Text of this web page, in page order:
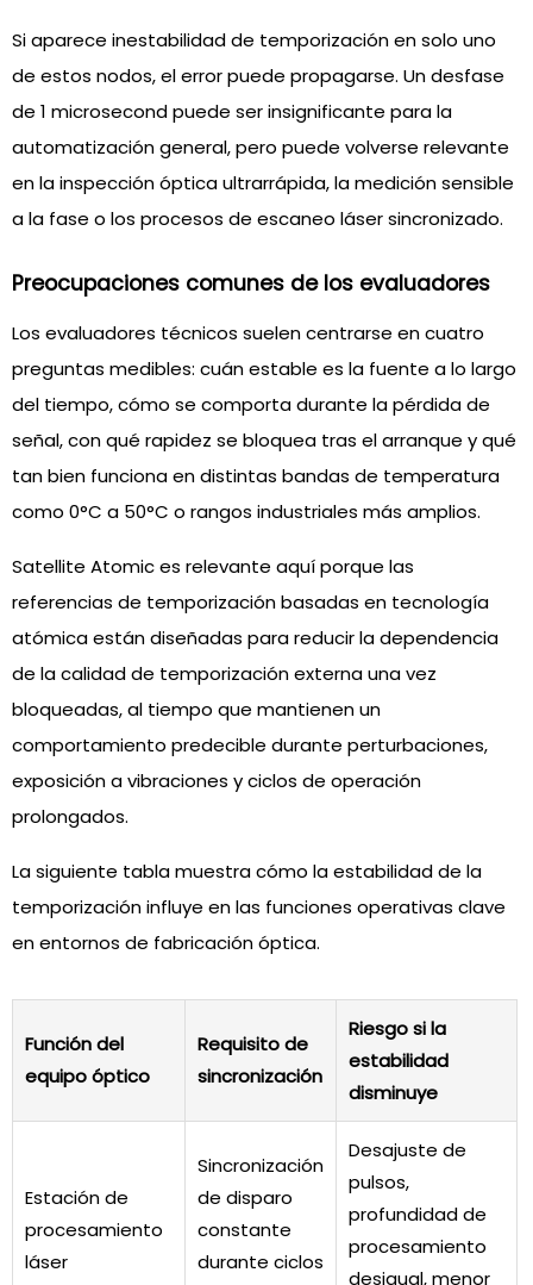
Si aparece inestabilidad de temporización en solo uno
de estos nodos, el error puede propagarse. Un desfase
de 1 microsecond puede ser insignificante para la
automatización general, pero puede volverse relevante
en la inspección óptica ultrarrápida, la medición sensible
a la fase o los procesos de escaneo láser sincronizado.
Preocupaciones comunes de los evaluadores
Los evaluadores técnicos suelen centrarse en cuatro
preguntas medibles: cuán estable es la fuente a lo largo
del tiempo, cómo se comporta durante la pérdida de
señal, con qué rapidez se bloquea tras el arranque y qué
tan bien funciona en distintas bandas de temperatura
como 0°C a 50°C o rangos industriales más amplios.
Satellite Atomic es relevante aquí porque las
referencias de temporización basadas en tecnología
atómica están diseñadas para reducir la dependencia
de la calidad de temporización externa una vez
bloqueadas, al tiempo que mantienen un
comportamiento predecible durante perturbaciones,
exposición a vibraciones y ciclos de operación
prolongados.
La siguiente tabla muestra cómo la estabilidad de la
temporización influye en las funciones operativas clave
en entornos de fabricación óptica.
Función del
equipo óptico
Requisito de
sincronización
Riesgo si la
estabilidad
disminuye
Estación de
procesamiento
láser
Sincronización
de disparo
constante
durante ciclos
Desajuste de
pulsos,
profundidad de
procesamiento
desigual, menor